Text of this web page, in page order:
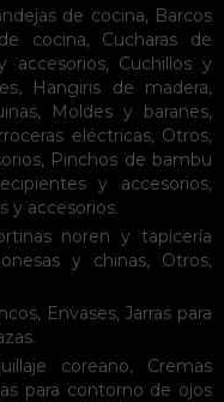
de cocina, Barcos
cocina, Cucharas de
accesorios, Cuchillos y
, Hangiris de madera,
, Moldes y baranes,
eléctricas, Otros,
, Pinchos de bambu
y accesorios,
y accesorios.
noren y tapicería
y chinas, Otros,
, Envases,Jarras para
.
coreano, Cremas
para contorno de ojos